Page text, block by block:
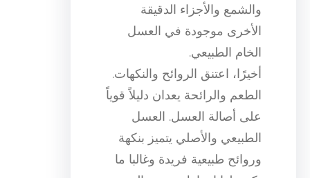
والشمع والأجزاء الدقيقة
الأخرى موجودة في العسل
الخام الطبيعي.
أخيرًا، اعتنق الروائح والنكهات.
الطعم والرائحة يعدان دليلاً قوياً
على أصالة العسل. العسل
الطبيعي والأصلي يتميز بنكهة
وروائح طبيعية فريدة وغالبا ما